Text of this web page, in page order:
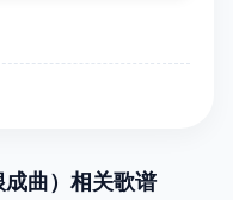
曲）相关歌谱